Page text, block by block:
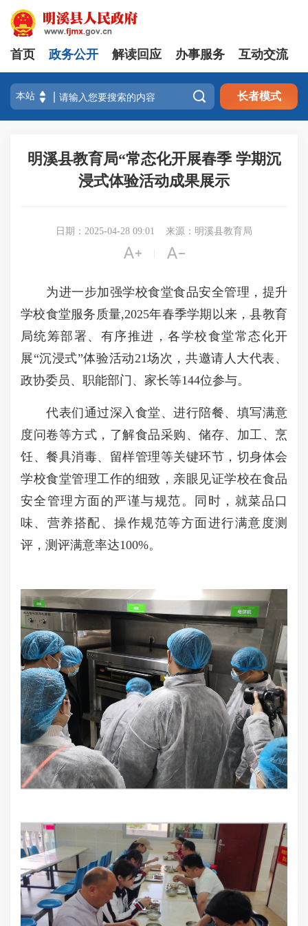
首页 政务公开 解读回应 办事服务 互动交流
 长者模式
明溪县教育局“常态化开展春季 学期沉
浸式体验活动成果展示
日期：2025-04-28 09:01 来源：明溪县教育局
 
为进一步加强学校食堂食品安全管理，提升
学校食堂服务质量,2025年春季学期以来，县教育
局统筹部署、有序推进，各学校食堂常态化开
展“沉浸式”体验活动21场次，共邀请人大代表、
政协委员、职能部门、家长等144位参与。
代表们通过深入食堂、进行陪餐、填写满意
度问卷等方式，了解食品采购、储存、加工、烹
饪、餐具消毒、留样管理等关键环节，切身体会
学校食堂管理工作的细致，亲眼见证学校在食品
安全管理方面的严谨与规范。同时，就菜品口
味、营养搭配、操作规范等方面进行满意度测
评，测评满意率达100%。